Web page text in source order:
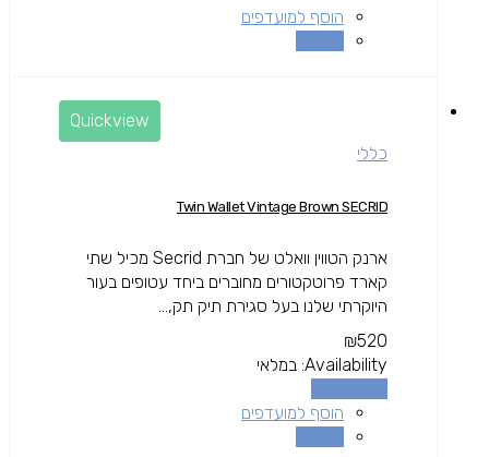
הוסף למועדפים
Quickview
כללי
Twin Wallet Vintage Brown SECRID
ארנק הטווין וואלט של חברת Secrid מכיל שתי
קארד פרוטקטורים מחוברים ביחד עטופים בעור
היוקרתי שלנו בעל סגירת תיק תק,...
₪520
Availability: במלאי
הוסף למועדפים